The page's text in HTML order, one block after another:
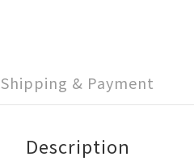
Shipping & Payment
Description